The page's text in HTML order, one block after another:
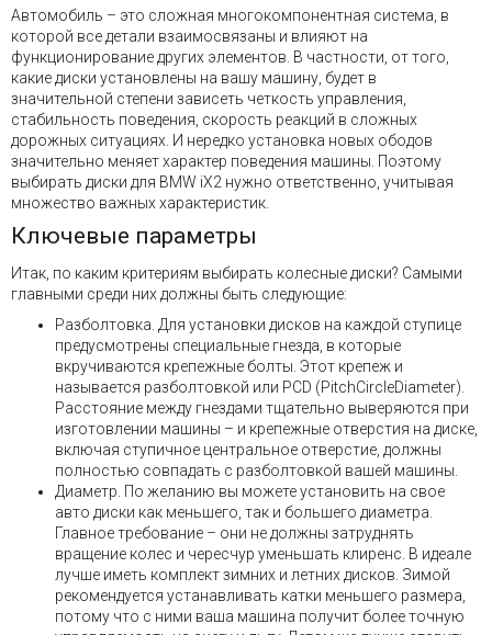
Автомобиль – это сложная многокомпонентная система, в
которой все детали взаимосвязаны и влияют на
функционирование других элементов. В частности, от того,
какие диски установлены на вашу машину, будет в
значительной степени зависеть четкость управления,
стабильность поведения, скорость реакций в сложных
дорожных ситуациях. И нередко установка новых ободов
значительно меняет характер поведения машины. Поэтому
выбирать диски для BMW iX2 нужно ответственно, учитывая
множество важных характеристик.
Ключевые параметры
Итак, по каким критериям выбирать колесные диски? Самыми
главными среди них должны быть следующие:
Разболтовка. Для установки дисков на каждой ступице
предусмотрены специальные гнезда, в которые
вкручиваются крепежные болты. Этот крепеж и
называется разболтовкой или PCD (PitchCircleDiameter).
Расстояние между гнездами тщательно выверяются при
изготовлении машины – и крепежные отверстия на диске,
включая ступичное центральное отверстие, должны
полностью совпадать с разболтовкой вашей машины.
Диаметр. По желанию вы можете установить на свое
авто диски как меньшего, так и большего диаметра.
Главное требование – они не должны затруднять
вращение колес и чересчур уменьшать клиренс. В идеале
лучше иметь комплект зимних и летних дисков. Зимой
рекомендуется устанавливать катки меньшего размера,
потому что с ними ваша машина получит более точную